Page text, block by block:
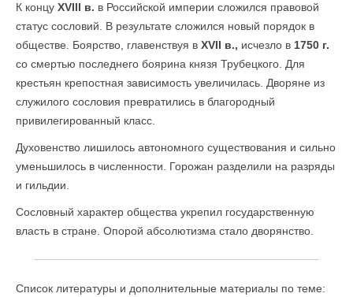
К концу XVIII в. в Российской империи сложился правовой
статус сословий. В результате сложился новый порядок в
обществе. Боярство, главенствуя в XVII в., исчезло в 1750 г.
со смертью последнего боярина князя Трубецкого. Для
крестьян крепостная зависимость увеличилась. Дворяне из
служилого сословия превратились в благородный
привилегированный класс.
Духовенство лишилось автономного существования и сильно
уменьшилось в численности. Горожан разделили на разряды
и гильдии.
Сословный характер общества укрепил государственную
власть в стране. Опорой абсолютизма стало дворянство.
Список литературы и дополнительные материалы по теме: